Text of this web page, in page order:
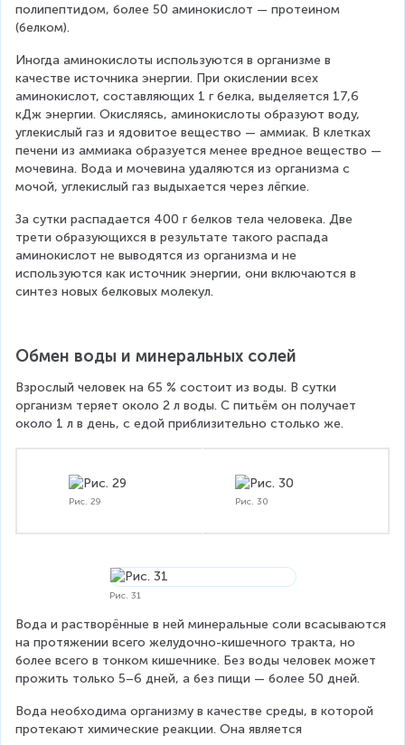
полипептидом, более 50 аминокислот — протеином
(белком).
Иногда аминокислоты используются в организме в
качестве источника энергии. При окислении всех
аминокислот, составляющих 1 г белка, выделяется 17,6
кДж энергии. Окисляясь, аминокислоты образуют воду,
углекислый газ и ядовитое вещество — аммиак. В клетках
печени из аммиака образуется менее вредное вещество —
мочевина. Вода и мочевина удаляются из организма с
мочой, углекислый газ выдыхается через лёгкие.
За сутки распадается 400 г белков тела человека. Две
трети образующихся в результате такого распада
аминокислот не выводятся из организма и не
используются как источник энергии, они включаются в
синтез новых белковых молекул.
Обмен воды и минеральных солей
Взрослый человек на 65 % состоит из воды. В сутки
организм теряет около 2 л воды. С питьём он получает
около 1 л в день, с едой приблизительно столько же.
Рис. 29 Рис. 30
Рис. 31
Вода и растворённые в ней минеральные соли всасываются
на протяжении всего желудочно-кишечного тракта, но
более всего в тонком кишечнике. Без воды человек может
прожить только 5–6 дней, а без пищи — более 50 дней.
Вода необходима организму в качестве среды, в которой
протекают химические реакции. Она является